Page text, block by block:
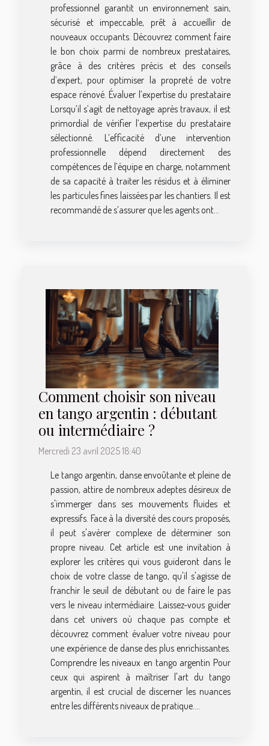
professionnel garantit un environnement sain,
sécurisé et impeccable, prêt à accueillir de
nouveaux occupants. Découvrez comment faire
le bon choix parmi de nombreux prestataires,
grâce à des critères précis et des conseils
d’expert, pour optimiser la propreté de votre
espace rénové. Évaluer l’expertise du prestataire
Lorsqu’il s’agit de nettoyage après travaux, il est
primordial de vérifier l’expertise du prestataire
sélectionné. L’efficacité d’une intervention
professionnelle dépend directement des
compétences de l’équipe en charge, notamment
de sa capacité à traiter les résidus et à éliminer
les particules fines laissées par les chantiers. Il est
recommandé de s’assurer que les agents ont...
Comment choisir son niveau
en tango argentin : débutant
ou intermédiaire ?
Mercredi 23 avril 2025 18:40
Le tango argentin, danse envoûtante et pleine de
passion, attire de nombreux adeptes désireux de
s'immerger dans ses mouvements fluides et
expressifs. Face à la diversité des cours proposés,
il peut s'avérer complexe de déterminer son
propre niveau. Cet article est une invitation à
explorer les critères qui vous guideront dans le
choix de votre classe de tango, qu'il s'agisse de
franchir le seuil de débutant ou de faire le pas
vers le niveau intermédiaire. Laissez-vous guider
dans cet univers où chaque pas compte et
découvrez comment évaluer votre niveau pour
une expérience de danse des plus enrichissantes.
Comprendre les niveaux en tango argentin Pour
ceux qui aspirent à maîtriser l'art du tango
argentin, il est crucial de discerner les nuances
entre les différents niveaux de pratique....